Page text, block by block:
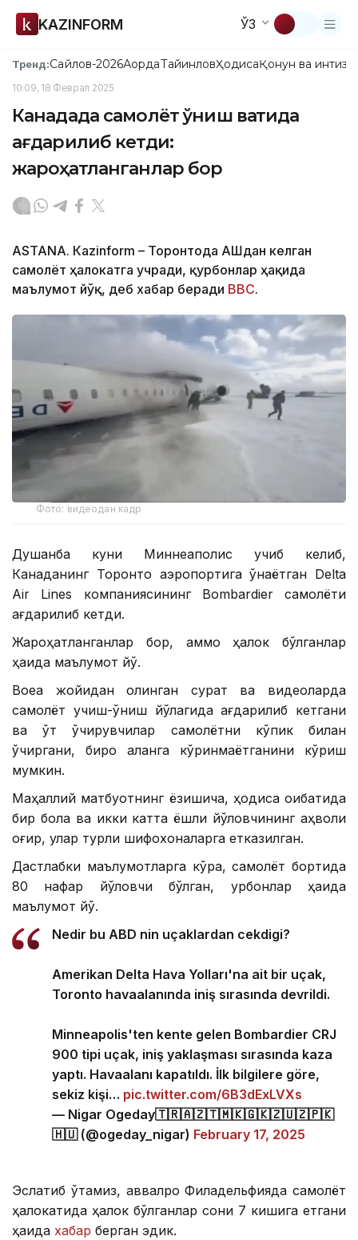
KAZINFORM ЎЗ
Тренд:Сайлов-2026АқордаТайинловҲодисаҚонун ва
10:09, 18 Феврал 2025
Канадада самолёт қўниш вақтида
ағдарилиб кетди:
жароҳатланганлар бор
ASTANА. Кazinform – Торонтода АҚШдан келган
самолёт ҳалокатга учради, қурбонлар ҳақида
маълумот йўқ, деб хабар беради BBC.
Фото: видеодан кадр
Душанба куни Миннеаполис учиб келиб,
Канаданинг Торонто аэропортига қўнаётган Delta
Air Lines компаниясининг Bombardier самолёти
ағдарилиб кетди.
Жароҳатланганлар бор, аммо ҳалок бўлганлар
ҳақида маълумот йўқ.
Воқеа жойидан олинган сурат ва видеоларда
самолёт учиш-қўниш йўлагида ағдарилиб кетгани
ва ўт ўчирувчилар самолётни кўпик билан
ўчиргани, бироқ аланга кўринмаётганини кўриш
мумкин.
Маҳаллий матбуотнинг ёзишича, ҳодиса оқибатида
бир бола ва икки катта ёшли йўловчининг аҳволи
оғир, улар турли шифохоналарга етказилган.
Дастлабки маълумотларга кўра, самолёт бортида
80 нафар йўловчи бўлган, қурбонлар ҳақида
маълумот йўқ.
Nedir bu ABD nin uçaklardan cekdigi?
Amerikan Delta Hava Yolları'na ait bir uçak,
Toronto havaalanında iniş sırasında devrildi.
Minneapolis'ten kente gelen Bombardier CRJ
900 tipi uçak, iniş yaklaşması sırasında kaza
yaptı. Havaalanı kapatıldı. İlk bilgilere göre,
sekiz kişi… pic.twitter.com/6B3dExLVXs
— Nigar Ogeday🇹🇷🇦🇿🇹🇲🇰🇬🇰🇿🇺🇿🇵🇰
🇭🇺 (@ogeday_nigar) February 17, 2025
Эслатиб ўтамиз, аввалроқ Филадельфияда самолёт
ҳалокатида ҳалок бўлганлар сони 7 кишига етгани
ҳақида хабар берган эдик.